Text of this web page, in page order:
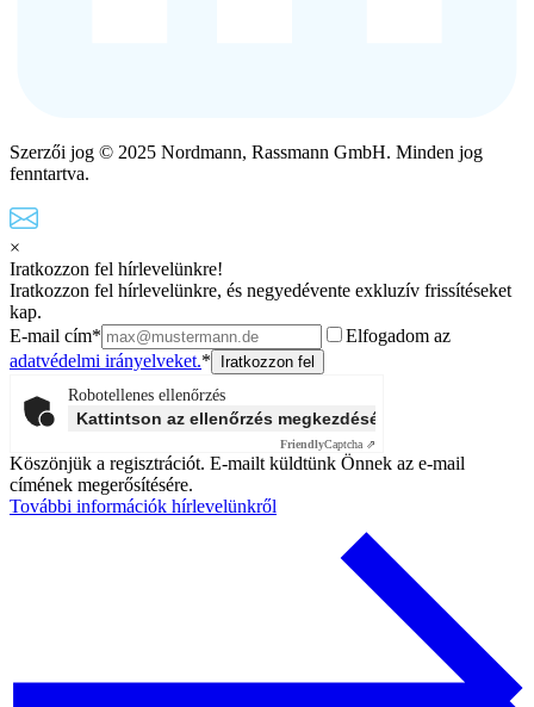
Szerzői jog © 2025 Nordmann, Rassmann GmbH. Minden jog
fenntartva.
×
Iratkozzon fel hírlevelünkre!
Iratkozzon fel hírlevelünkre, és negyedévente exkluzív frissítéseket
kap.
E-mail cím*
Elfogadom az
adatvédelmi irányelveket.*
Robotellenes ellenőrzés
Kattintson az ellenőrzés megkezdéséhez
FriendlyCaptcha ⇗
Köszönjük a regisztrációt. E-mailt küldtünk Önnek az e-mail
címének megerősítésére.
További információk hírlevelünkről